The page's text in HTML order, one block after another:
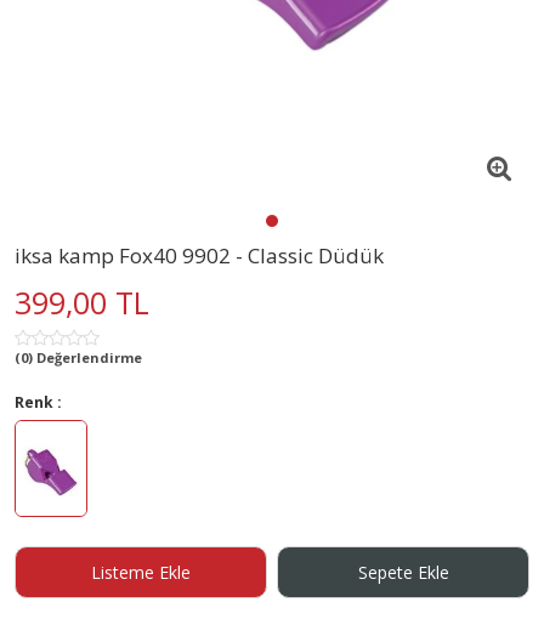
iksa kamp Fox40 9902 - Classic Düdük
399,00 TL
(0) Değerlendirme
Renk :
Listeme Ekle Sepete Ekle